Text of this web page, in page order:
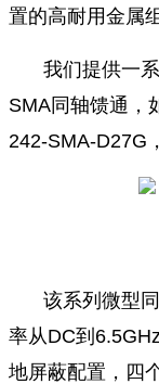
置的高耐用金属
我们提供一
SMA同轴馈通，
242-SMA-D27G
该系列微型
率从DC到
地屏蔽配置，四